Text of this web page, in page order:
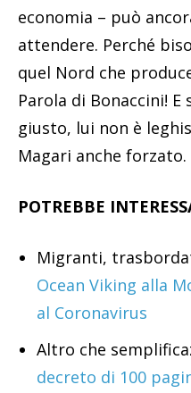
economia – può
attendere. Perché
quel Nord che
Parola di Bonaccini! E
giusto, lui non è
Magari anche forzato.
POTREBBE
Migranti,
Ocean Viking alla
al Coronavirus
Altro che
decreto di 100